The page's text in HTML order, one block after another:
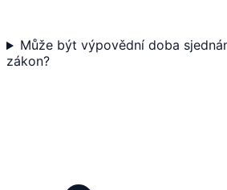
Může být výpovědní doba
zákon?